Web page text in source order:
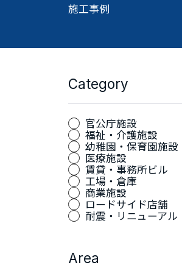
施工事例
Category
官公庁施設
福祉・介護施設
幼稚園・保育園施設
医療施設
賃貸・事務所ビル
工場・倉庫
商業施設
ロードサイド店舗
耐震・リニューアル
Area